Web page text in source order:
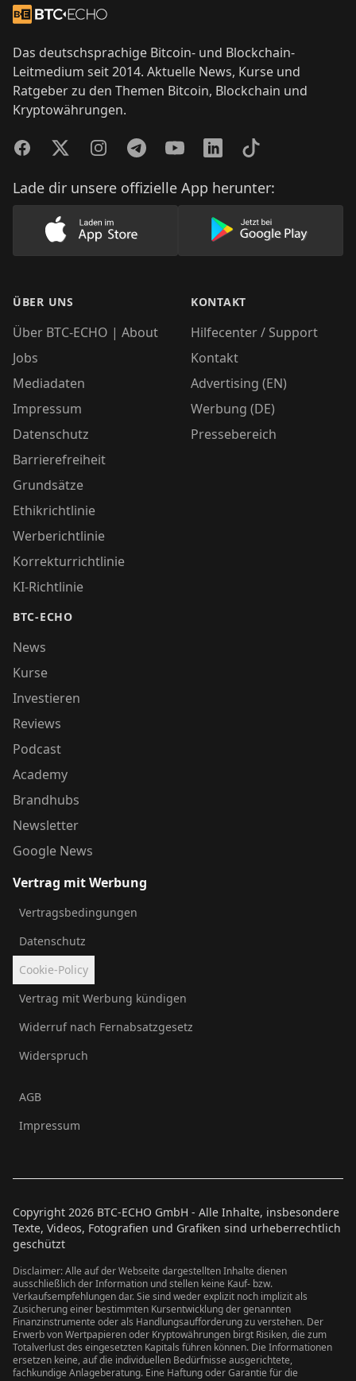
Zur Startseite
Das deutschsprachige Bitcoin- und Blockchain-
Leitmedium seit 2014. Aktuelle News, Kurse und
Ratgeber zu den Themen Bitcoin, Blockchain und
Kryptowährungen.
FacebookTwitterInstagramTelegramYouTubeLinkedInTikTok
Lade dir unsere offizielle App herunter:
Lade unsere App im AppStore herunter
Lade unsere
ÜBER UNS
Über BTC-ECHO | About
Jobs
Mediadaten
Impressum
Datenschutz
Barrierefreiheit
Grundsätze
Ethikrichtlinie
Werberichtlinie
Korrekturrichtlinie
KI-Richtlinie
BTC-ECHO
News
Kurse
Investieren
Reviews
Podcast
Academy
Brandhubs
Newsletter
Google News
KONTAKT
Hilfecenter / Support
Kontakt
Advertising (EN)
Werbung (DE)
Pressebereich
Vertrag mit Werbung
Vertragsbedingungen
Datenschutz
Cookie-Policy
Vertrag mit Werbung kündigen
Widerruf nach Fernabsatzgesetz
Widerspruch
AGB
Impressum
Copyright 2026 BTC-ECHO GmbH - Alle Inhalte, insbesondere
Texte, Videos, Fotografien und Grafiken sind urheberrechtlich
geschützt
Disclaimer: Alle auf der Webseite dargestellten Inhalte dienen
ausschließlich der Information und stellen keine Kauf- bzw.
Verkaufsempfehlungen dar. Sie sind weder explizit noch implizit als
Zusicherung einer bestimmten Kursentwicklung der genannten
Finanzinstrumente oder als Handlungsaufforderung zu verstehen. Der
Erwerb von Wertpapieren oder Kryptowährungen birgt Risiken, die zum
Totalverlust des eingesetzten Kapitals führen können. Die Informationen
ersetzen keine, auf die individuellen Bedürfnisse ausgerichtete,
fachkundige Anlageberatung. Eine Haftung oder Garantie für die